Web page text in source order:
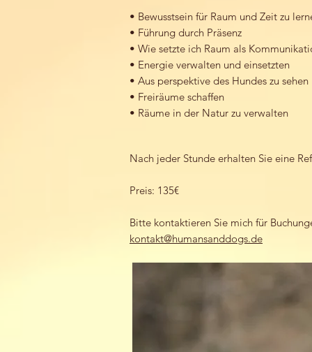
• Bewusstsein für Raum und Zeit zu
• Führung durch Präsenz
• Wie setzte ich Raum als
• Energie verwalten und einsetzten
• Aus perspektive des Hundes zu sehen
• Freiräume schaffen
• Räume in der Natur zu verwalten
Nach jeder Stunde erhalten Sie eine
Preis: 135€
Bitte kontaktieren Sie mich für
kontakt@humansanddogs.de